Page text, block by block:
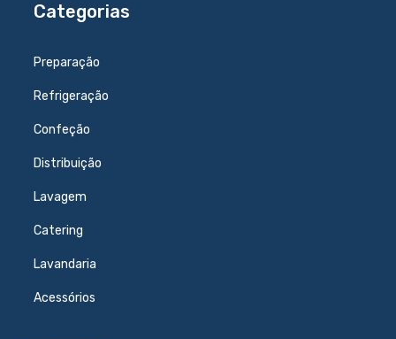
Categorias
Preparação
Refrigeração
Confeção
Distribuição
Lavagem
Catering
Lavandaria
Acessórios